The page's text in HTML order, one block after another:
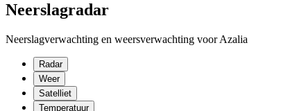
Neerslagradar
Neerslagverwachting en weersverwachting voor Azalia
Radar
Weer
Satelliet
Temperatuur